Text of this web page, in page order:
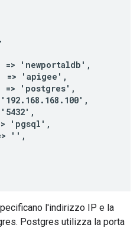
=> 'newportaldb',
=> 'apigee',
=> 'postgres',
'pgsql',
'',
l'indirizzo IP e la
Postgres utilizza la porta